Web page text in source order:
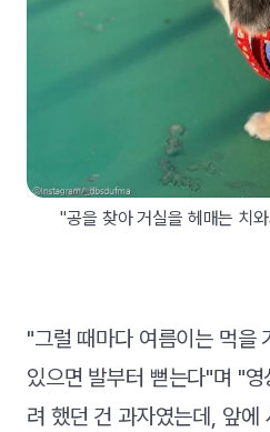
"공을 찾아 거실을 헤매는 치
"그럴 때마다 여름이는 먹을
있으면 발부터 뻗는다"며 "
려 했던 건 과자였는데, 앞에